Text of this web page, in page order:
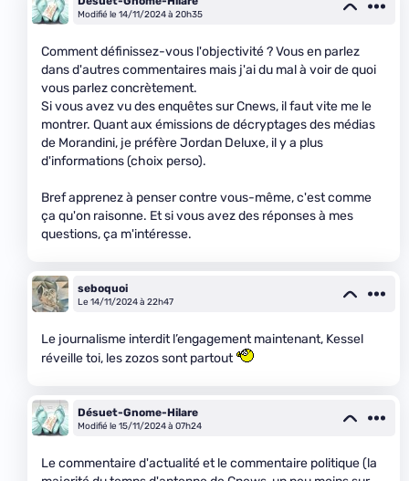
Modifié le 14/11/2024 à 20h35
Comment définissez-vous l'objectivité ? Vous en parlez
dans d'autres commentaires mais j'ai du mal à voir de quoi
vous parlez concrètement.
Si vous avez vu des enquêtes sur Cnews, il faut vite me le
montrer. Quant aux émissions de décryptages des médias
de Morandini, je préfère Jordan Deluxe, il y a plus
d'informations (choix perso).
Bref apprenez à penser contre vous-même, c'est comme
ça qu'on raisonne. Et si vous avez des réponses à mes
questions, ça m'intéresse.
seboquoi
Le 14/11/2024 à 22h47
Le journalisme interdit l’engagement maintenant, Kessel
réveille toi, les zozos sont partout
Désuet-Gnome-Hilare
Modifié le 15/11/2024 à 07h24
Le commentaire d'actualité et le commentaire politique (la